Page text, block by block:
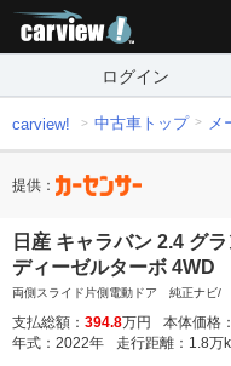
ログイン
carview! 中古車トップ メ
提供：
日産 キャラバン 2.4 グ
ディーゼルターボ 4WD
両側スライド片側電動ドア 純正ナビ/
支払総額： 394.8万円 本体価格：
年式： 2022年 走行距離： 1.8万